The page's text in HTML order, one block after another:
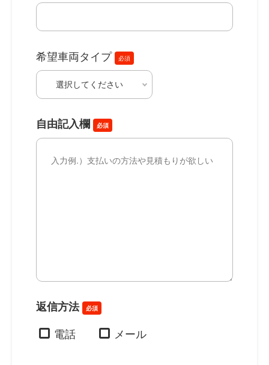
希望車両タイプ 必須
自由記入欄 必須
返信方法 必須
電話 メール